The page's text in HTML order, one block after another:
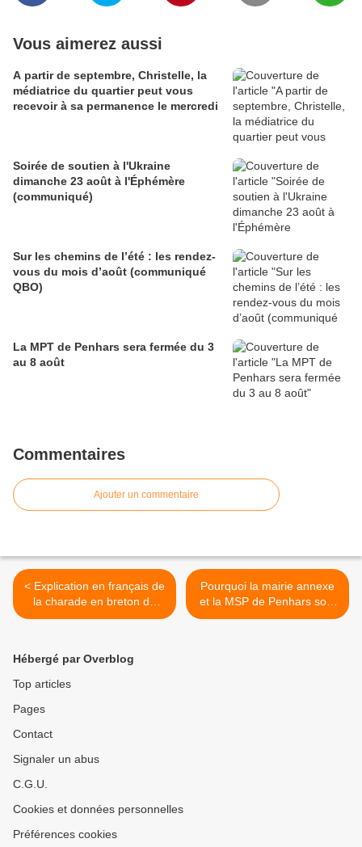
Vous aimerez aussi
A partir de septembre, Christelle, la
médiatrice du quartier peut vous
recevoir à sa permanence le mercredi
Soirée de soutien à l'Ukraine
dimanche 23 août à l'Éphémère
(communiqué)
Sur les chemins de l’été : les rendez-
vous du mois d’août (communiqué
QBO)
La MPT de Penhars sera fermée du 3
au 8 août
Commentaires
Ajouter un commentaire
< Explication en français de
la charade en breton de
hier
Pourquoi la mairie annexe
et la MSP de Penhars sont
barriérées ... >
Hébergé par Overblog
Top articles
Pages
Contact
Signaler un abus
C.G.U.
Cookies et données personnelles
Préférences cookies